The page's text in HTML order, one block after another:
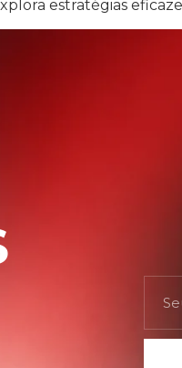
estratégias